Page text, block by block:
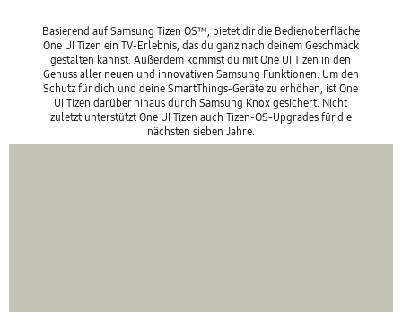
Basierend auf Samsung Tizen OS™, bietet dir die Bedienoberfläche
One UI Tizen ein TV-Erlebnis, das du ganz nach deinem Geschmack
gestalten kannst. Außerdem kommst du mit One UI Tizen in den
Genuss aller neuen und innovativen Samsung Funktionen. Um den
Schutz für dich und deine SmartThings-Geräte zu erhöhen, ist One
UI Tizen darüber hinaus durch Samsung Knox gesichert. Nicht
zuletzt unterstützt One UI Tizen auch Tizen-OS-Upgrades für die
nächsten sieben Jahre.